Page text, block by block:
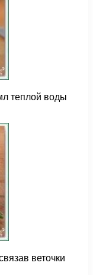
теплой воды
веточки